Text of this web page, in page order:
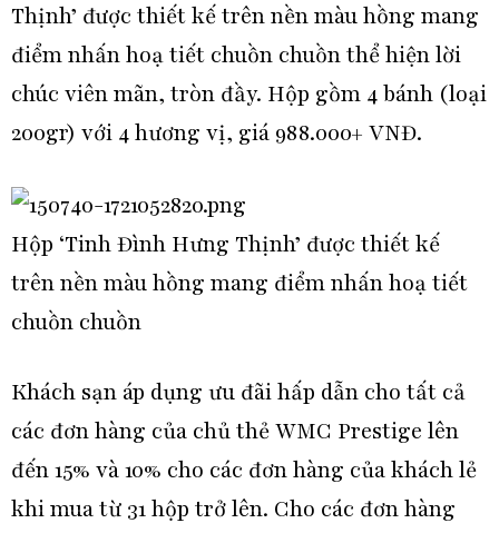
Thịnh’ được thiết kế trên nền màu hồng mang
điểm nhấn hoạ tiết chuồn chuồn thể hiện lời
chúc viên mãn, tròn đầy. Hộp gồm 4 bánh (loại
200gr) với 4 hương vị, giá 988.000+ VNĐ.
Hộp ‘Tinh Đình Hưng Thịnh’ được thiết kế
trên nền màu hồng mang điểm nhấn hoạ tiết
chuồn chuồn
Khách sạn áp dụng ưu đãi hấp dẫn cho tất cả
các đơn hàng của chủ thẻ WMC Prestige lên
đến 15% và 10% cho các đơn hàng của khách lẻ
khi mua từ 31 hộp trở lên. Cho các đơn hàng